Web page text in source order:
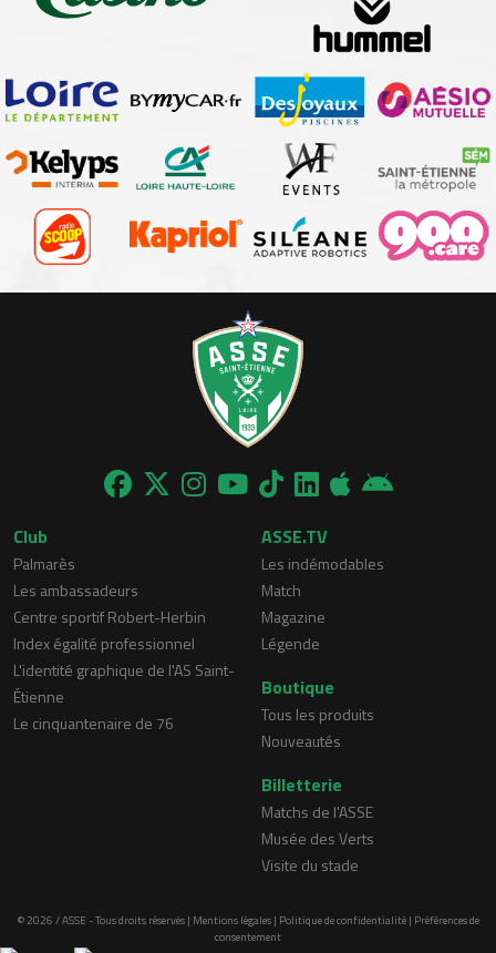
Club
Palmarès
Les ambassadeurs
Centre sportif Robert-Herbin
Index égalité professionnel
L'identité graphique de l'AS Saint-
Étienne
Le cinquantenaire de 76
ASSE.TV
Les indémodables
Match
Magazine
Légende
Boutique
Tous les produits
Nouveautés
Billetterie
Matchs de l'ASSE
Musée des Verts
Visite du stade
© 2026 / ASSE - Tous droits réservés | Mentions légales| Politique de confidentialité| Préférences de
consentement